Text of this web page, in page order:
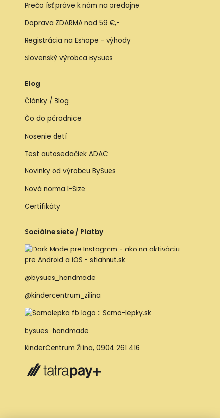
Prečo ísť práve k nám na predajne
Doprava ZDARMA nad 59 €,-
Registrácia na Eshope - výhody
Slovenský výrobca BySues
Blog
Články / Blog
Čo do pôrodnice
Nosenie detí
Test autosedačiek ADAC
Novinky od výrobcu BySues
Nová norma I-Size
Certifikáty
Sociálne siete / Platby
@bysues_handmade
@kindercentrum_zilina
bysues_handmade
KinderCentrum Žilina, 0904 261 416